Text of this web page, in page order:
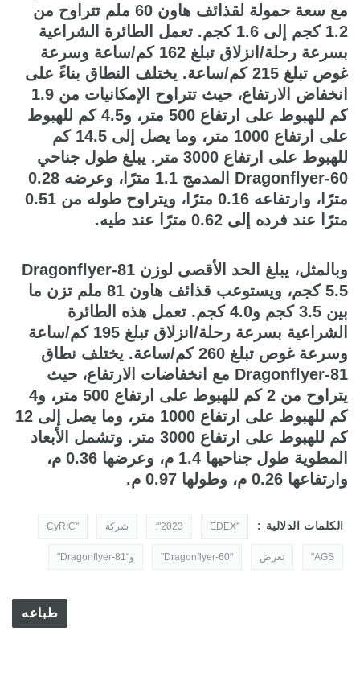
مع سعة حمولة لقذائف هاون 60 ملم تتراوح من
1.2 كجم إلى 1.6 كجم. تعمل الطائرة الشراعية
بسرعة رحلة/انزلاق تبلغ 162 كم/ساعة وسرعة
غوص تبلغ 215 كم/ساعة. يختلف النطاق بناءً على
انخفاض الارتفاع، حيث تتراوح الإمكانيات من 1.9
كم للهبوط على ارتفاع 500 متر، و4.5 كم للهبوط
على ارتفاع 1000 متر، وما يصل إلى 14.5 كم
للهبوط على ارتفاع 3000 متر. يبلغ طول جناحي
Dragonflyer-60 المدمج 1.1 مترًا، وعرضه 0.28
مترًا، وارتفاعه 0.16 مترًا، ويتراوح طوله من 0.51
مترًا عند فرده إلى 0.62 مترًا عند طيه.
وبالمثل، يبلغ الحد الأقصى لوزن Dragonflyer-81
5.5 كجم، ويستوعب قذائف هاون 81 ملم تزن ما
بين 3.5 كجم و4.0 كجم. تعمل هذه الطائرة
الشراعية بسرعة رحلة/انزلاق تبلغ 195 كم/ساعة
وسرعة غوص تبلغ 260 كم/ساعة. يختلف نطاق
Dragonflyer-81 مع انخفاضات الارتفاع، حيث
يتراوح من 2 كم للهبوط على ارتفاع 500 متر، و4
كم للهبوط على ارتفاع 1000 متر، وما يصل إلى 12
كم للهبوط على ارتفاع 3000 متر. وتشمل الأبعاد
المطوية طول جناحيها 1.4 م، وعرضها 0.36 م،
وارتفاعها 0.26 م، وطولها 0.97 م.
الكلمات الدلالية : "EDEX
2023": شركة "CyRIC
AGS" تعرض "Dragonflyer-60" و"Dragonflyer-81"
طباعه